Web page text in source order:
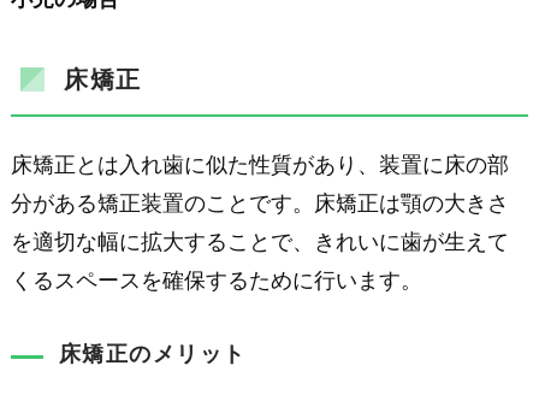
床矯正
床矯正とは入れ歯に似た性質があり、装置に床の部
分がある矯正装置のことです。床矯正は顎の大きさ
を適切な幅に拡大することで、きれいに歯が生えて
くるスペースを確保するために行います。
床矯正のメリット